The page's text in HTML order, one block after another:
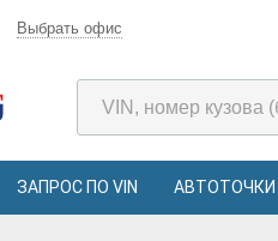
Выбрать офис
ЗАПРОС ПО VIN АВТОТОЧКИ